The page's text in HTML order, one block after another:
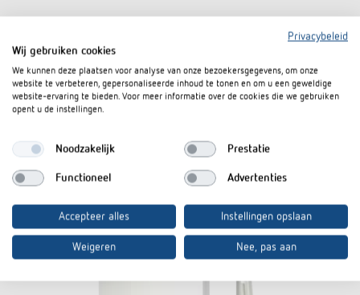
Accessoires
Privacybeleid
Wij gebruiken cookies
We kunnen deze plaatsen voor analyse van onze bezoekersgegevens, om onze
website te verbeteren, gepersonaliseerde inhoud te tonen en om u een geweldige
website-ervaring te bieden. Voor meer informatie over de cookies die we gebruiken
opent u de instellingen.
Noodzakelijk Prestatie
Functioneel Advertenties
Accepteer alles Instellingen opslaan
Weigeren Nee, pas aan